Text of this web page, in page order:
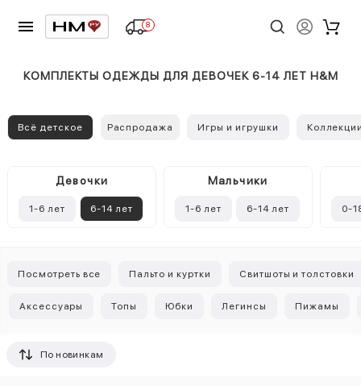
8
КОМПЛЕКТЫ ОДЕЖДЫ ДЛЯ ДЕВОЧЕК 6-14 ЛЕТ H&M
Всё детское Распродажа Игры и игрушки
Девочки
1-6 лет 6-14 лет
Mальчики
1-6 лет 6-14 лет 0-
Посмотреть все Пальто и куртки Свитшоты и толстовки
Аксессуары Топы Юбки Легинсы Пижамы
По новинкам